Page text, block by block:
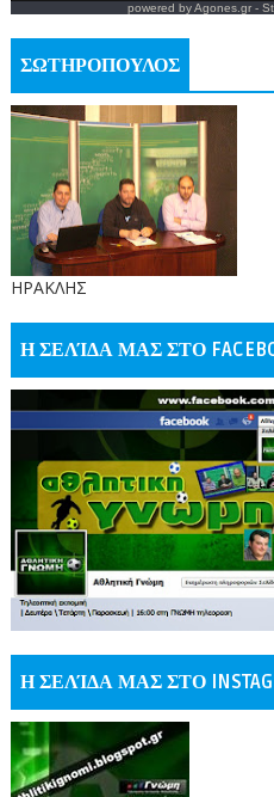
powered byAgones.gr-
ΣΩΤΗΡΟΠΟΥΛΟΣ
ΗΡΑΚΛΗΣ
Η ΣΕΛΊΔΑ ΜΑΣ ΣΤΟ
Η ΣΕΛΊΔΑ ΜΑΣ ΣΤΟ